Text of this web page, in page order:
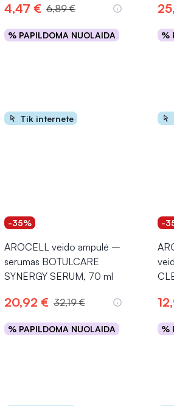
4,47 € 6,89 €
% PAPILDOMA NUOLAIDA
Į krepšelį
%
Tik internete
-35%
AROCELL veido ampulė –
serumas BOTULCARE
SYNERGY SERUM, 70 ml
20,92 € 32,19 €
% PAPILDOMA NUOLAIDA
Į krepšelį
-
%